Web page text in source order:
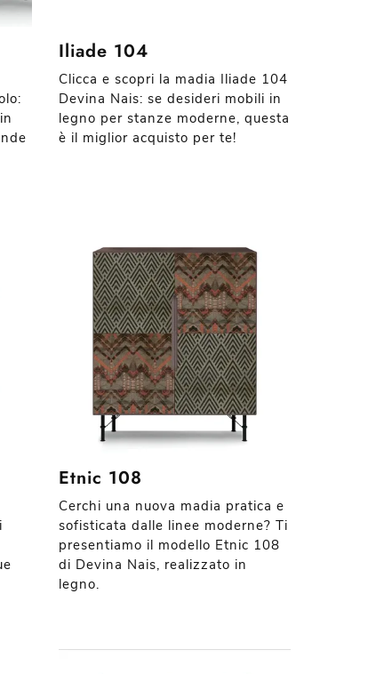
Iliade 104
Clicca e scopri la madia Iliade 104
Devina Nais: se desideri mobili in
legno per stanze moderne, questa
è il miglior acquisto per te!
Etnic 108
Cerchi una nuova madia pratica e
sofisticata dalle linee moderne? Ti
presentiamo il modello Etnic 108
di Devina Nais, realizzato in
legno.